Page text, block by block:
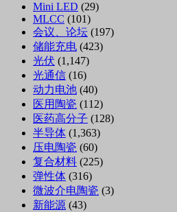
Mini LED (29)
MLCC (101)
会议、论坛 (197)
储能充电 (423)
光伏 (1,147)
光通信 (16)
动力电池 (40)
医用陶瓷 (112)
医药高分子 (128)
半导体 (1,363)
压电陶瓷 (60)
复合材料 (225)
弹性体 (316)
微波介电陶瓷 (3)
新能源 (43)